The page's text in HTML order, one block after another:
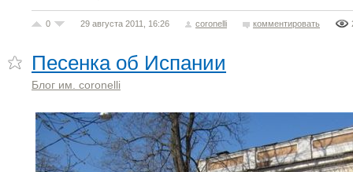
0 29 августа 2011, 16:26 coronelli комментировать
Песенка об Испании
Блог им. coronelli